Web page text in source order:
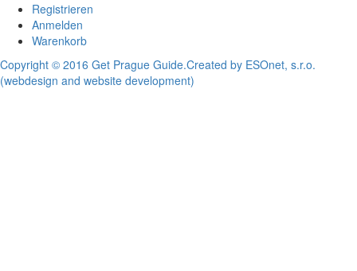
Registrieren
Anmelden
Warenkorb
Copyright © 2016 Get Prague Guide.Created by ESOnet, s.r.o.
(webdesign and website development)